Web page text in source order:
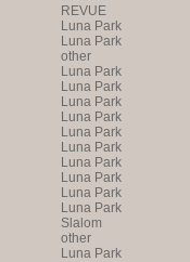
REVUE
Luna Park
Luna Park
other
Luna Park
Luna Park
Luna Park
Luna Park
Luna Park
Luna Park
Luna Park
Luna Park
Luna Park
Luna Park
Slalom
other
Luna Park